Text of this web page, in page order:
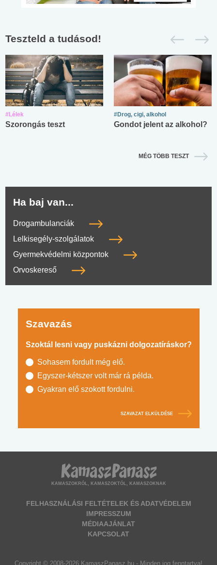
Teszteld a tudásod!
#Lélek
Szorongás teszt
#Drog, cigi, alkohol
Gondot jelent az alkohol?
MÉG TÖBB TESZT
Ha baj van...
Drogambulanciák
Lelkisegély-szolgálatok
Gyermekvédelmi központok
Orvoskereső
Szavazás
Szoktál lesni vagy puskázni dolgozatíráskor?
Sohasem fordult még elő.
Egyszer-kétszer volt már rá példa.
Gyakran elő szokott fordulni.
SZAVAZAT ELKÜLDÉSE
KAMASZOKRÓL, KAMASZOKTÓL, KAMASZOKNAK
FELHASZNÁLÁSI FELTÉTELEK ÉS ADATVÉDELEM
IMPRESSZUM
MÉDIAAJÁNLAT
KAPCSOLAT
Copyright © 2008-2026 KamaszPanasz.hu - Minden jog fenntartva!